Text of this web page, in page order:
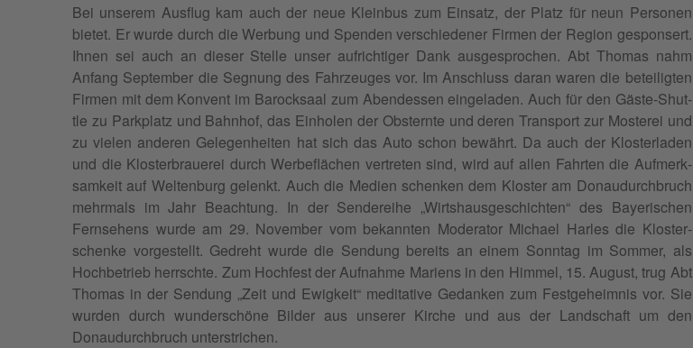
Bei unserem Aus­flug kam auch der neue Klein­bus zum Ein­satz, der Platz für neun Per­so­n­en
bietet. Er wurde durch die Wer­bung und Spenden ver­schieden­er Fir­men der Region gespon­sert.
Ihnen sei auch an dieser Stelle unser aufrichtiger Dank aus­ge­sprochen. Abt Thomas nahm
Anfang Sep­tem­ber die Seg­nung des Fahrzeuges vor. Im Anschluss daran waren die beteiligten
Fir­men mit dem Kon­vent im Barock­saal zum Aben­dessen ein­ge­laden. Auch für den Gäste-Shut­
tle zu Park­platz und Bahn­hof, das Ein­holen der Obsternte und deren Trans­port zur Mosterei und
zu vie­len anderen Gele­gen­heit­en hat sich das Auto schon bewährt. Da auch der Kloster­laden
und die Kloster­brauerei durch Wer­be­flächen vertreten sind, wird auf allen Fahrten die Aufmerk­
samkeit auf Wel­tenburg gelenkt. Auch die Medi­en schenken dem Kloster am Donaudurch­bruch
mehrmals im Jahr Beach­tung. In der Senderei­he „Wirtshaus­geschicht­en“ des Bay­erischen
Fernse­hens wurde am 29. Novem­ber vom bekan­nten Mod­er­a­tor Michael Harles die Kloster­
schenke vorgestellt. Gedreht wurde die Sendung bere­its an einem Son­ntag im Som­mer, als
Hochbe­trieb herrschte. Zum Hochfest der Auf­nahme Mariens in den Him­mel, 15. August, trug Abt
Thomas in der Sendung „Zeit und Ewigkeit“ med­i­ta­tive Gedanken zum Fest­ge­heim­nis vor. Sie
wur­den durch wun­der­schöne Bilder aus unser­er Kirche und aus der Land­schaft um den
Donaudurch­bruch unterstrichen.